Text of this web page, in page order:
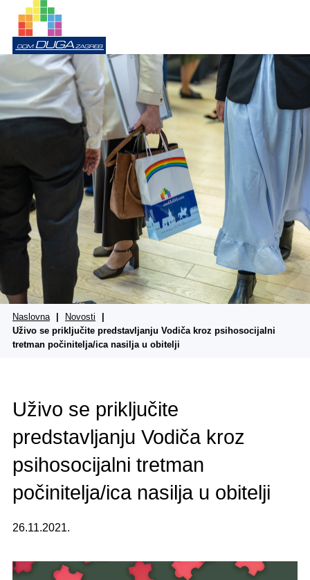
Naslovna
Novosti
Uživo se priključite predstavljanju Vodiča kroz psihosocijalni
tretman počinitelja/ica nasilja u obitelji
Uživo se priključite
predstavljanju Vodiča kroz
psihosocijalni tretman
počinitelja/ica nasilja u obitelji
26.11.2021.